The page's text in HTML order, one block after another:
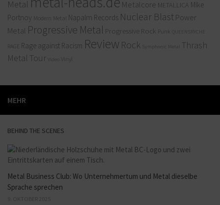
Metal Metalcore METALLICA MIke
Portnoy Modern Metal Napalm Records Nuclear Blast Power
Metal Progressive Metal Progressive Rock Punk QUEENSRYCHE
RAGE Rage against Racism Review Rock Symphonic Metal
Thrash
Metal Tour Video Vinyl
MEHR
BEHIND THE SCENES
Metal Business Club: Wo Unternehmertum und Metal dieselbe
Sprache sprechen